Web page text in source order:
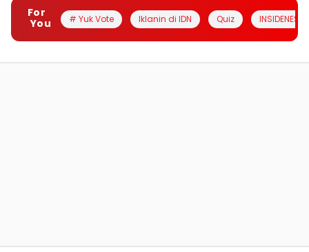
For
You
# Yuk Vote Iklanin di IDN Quiz INSIDENESIA